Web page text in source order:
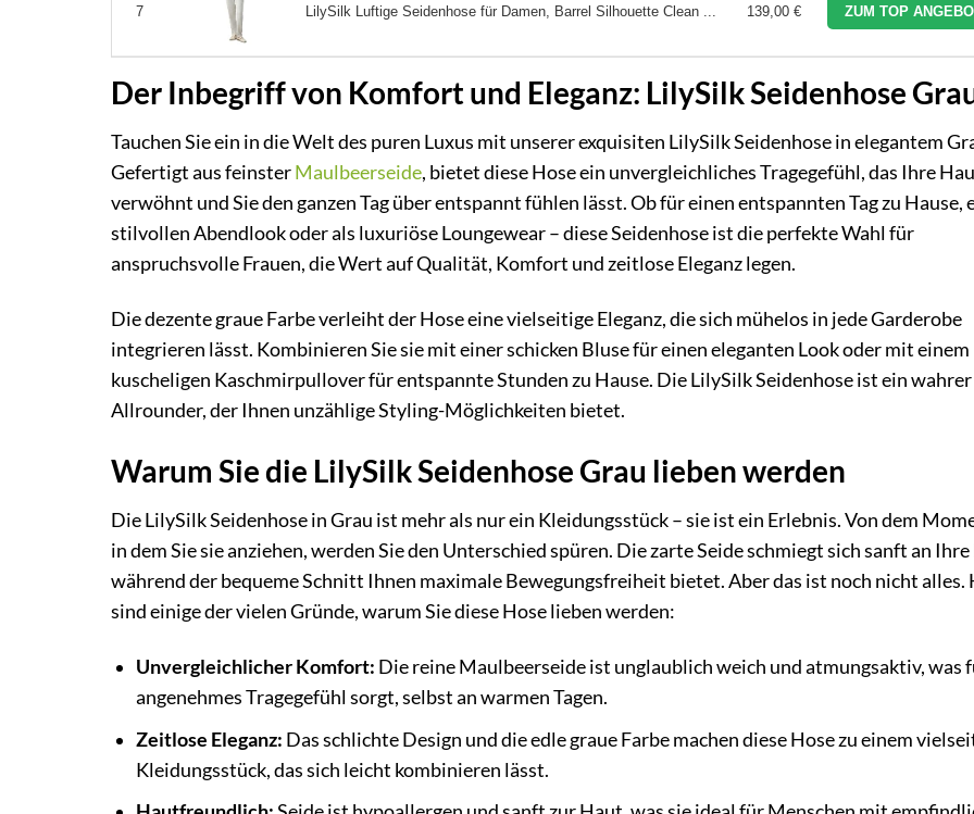
7 LilySilk Luftige Seidenhose für Damen, Barrel Silhouette Clean ... 139,00 € ZUM TOP
Der Inbegriff von Komfort und Eleganz: LilySilk Seidenhose
Tauchen Sie ein in die Welt des puren Luxus mit unserer exquisiten LilySilk Seidenhose in elegantem
Gefertigt aus feinsterMaulbeerseide, bietet diese Hose ein unvergleichliches Tragegefühl, das Ihre
verwöhnt und Sie den ganzen Tag über entspannt fühlen lässt. Ob für einen entspannten Tag zu Hause,
stilvollen Abendlook oder als luxuriöse Loungewear – diese Seidenhose ist die perfekte Wahl für
anspruchsvolle Frauen, die Wert auf Qualität, Komfort und zeitlose Eleganz legen.
Die dezente graue Farbe verleiht der Hose eine vielseitige Eleganz, die sich mühelos in jede Garderobe
integrieren lässt. Kombinieren Sie sie mit einer schicken Bluse für einen eleganten Look oder mit einem
kuscheligen Kaschmirpullover für entspannte Stunden zu Hause. Die LilySilk Seidenhose ist ein wahrer
Allrounder, der Ihnen unzählige Styling-Möglichkeiten bietet.
Warum Sie die LilySilk Seidenhose Grau lieben werden
Die LilySilk Seidenhose in Grau ist mehr als nur ein Kleidungsstück – sie ist ein Erlebnis. Von dem
in dem Sie sie anziehen, werden Sie den Unterschied spüren. Die zarte Seide schmiegt sich sanft an
während der bequeme Schnitt Ihnen maximale Bewegungsfreiheit bietet. Aber das ist noch nicht alles.
sind einige der vielen Gründe, warum Sie diese Hose lieben werden:
Unvergleichlicher Komfort: Die reine Maulbeerseide ist unglaublich weich und atmungsaktiv, was
angenehmes Tragegefühl sorgt, selbst an warmen Tagen.
Zeitlose Eleganz: Das schlichte Design und die edle graue Farbe machen diese Hose zu einem
Kleidungsstück, das sich leicht kombinieren lässt.